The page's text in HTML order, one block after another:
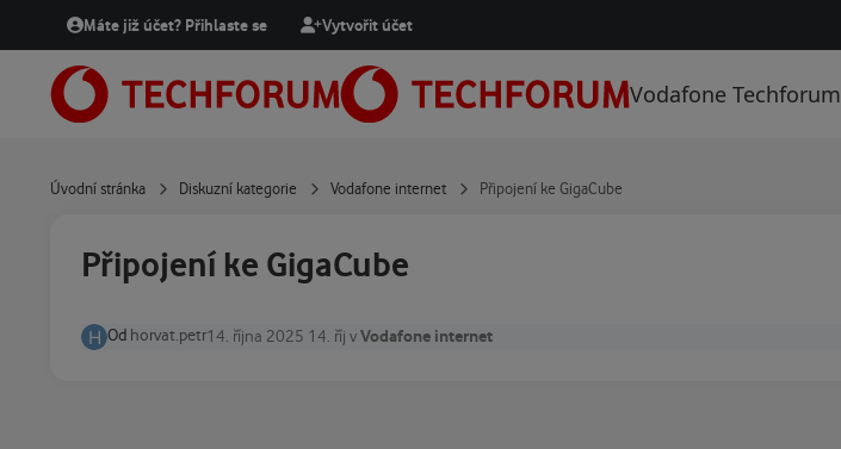
Přejít na obsah
Máte již účet? Přihlaste se Vytvořit účet
Vodafone Techforum
Úvodní stránka Diskuzní kategorie Vodafone internet Připojení ke GigaCube
Připojení ke GigaCube
Od horvat.petr14. října 2025 14. říj vVodafone internet